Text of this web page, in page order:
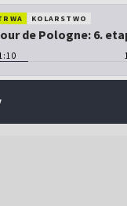
KOLARSTWO
de Pologne: 6.